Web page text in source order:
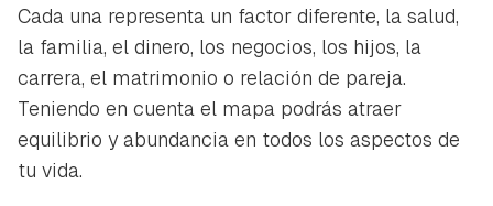
Cada una representa un factor diferente, la salud,
la familia, el dinero, los negocios, los hijos, la
carrera, el matrimonio o relación de pareja.
Teniendo en cuenta el mapa podrás atraer
equilibrio y abundancia en todos los aspectos de
tu vida.